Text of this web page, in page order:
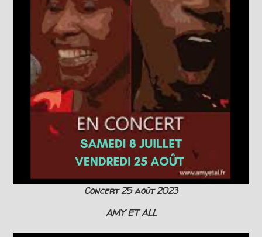
Concert 25 août 2023
AMY ET ALL